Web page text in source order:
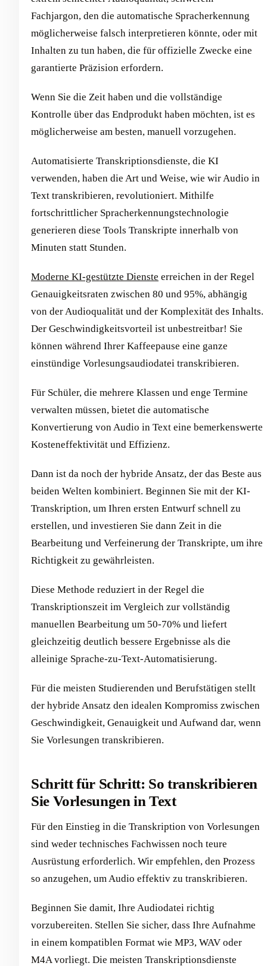
Fachjargon, den die automatische Spracherkennung
möglicherweise falsch interpretieren könnte, oder mit
Inhalten zu tun haben, die für offizielle Zwecke eine
garantierte Präzision erfordern.
Wenn Sie die Zeit haben und die vollständige
Kontrolle über das Endprodukt haben möchten, ist es
möglicherweise am besten, manuell vorzugehen.
Automatisierte Transkriptionsdienste, die KI
verwenden, haben die Art und Weise, wie wir Audio in
Text transkribieren, revolutioniert. Mithilfe
fortschrittlicher Spracherkennungstechnologie
generieren diese Tools Transkripte innerhalb von
Minuten statt Stunden.
Moderne KI-gestützte Dienste erreichen in der Regel
Genauigkeitsraten zwischen 80 und 95%, abhängig
von der Audioqualität und der Komplexität des Inhalts.
Der Geschwindigkeitsvorteil ist unbestreitbar! Sie
können während Ihrer Kaffeepause eine ganze
einstündige Vorlesungsaudiodatei transkribieren.
Für Schüler, die mehrere Klassen und enge Termine
verwalten müssen, bietet die automatische
Konvertierung von Audio in Text eine bemerkenswerte
Kosteneffektivität und Effizienz.
Dann ist da noch der hybride Ansatz, der das Beste aus
beiden Welten kombiniert. Beginnen Sie mit der KI-
Transkription, um Ihren ersten Entwurf schnell zu
erstellen, und investieren Sie dann Zeit in die
Bearbeitung und Verfeinerung der Transkripte, um ihre
Richtigkeit zu gewährleisten.
Diese Methode reduziert in der Regel die
Transkriptionszeit im Vergleich zur vollständig
manuellen Bearbeitung um 50-70% und liefert
gleichzeitig deutlich bessere Ergebnisse als die
alleinige Sprache-zu-Text-Automatisierung.
Für die meisten Studierenden und Berufstätigen stellt
der hybride Ansatz den idealen Kompromiss zwischen
Geschwindigkeit, Genauigkeit und Aufwand dar, wenn
Sie Vorlesungen transkribieren.
Schritt für Schritt: So transkribieren
Sie Vorlesungen in Text
Für den Einstieg in die Transkription von Vorlesungen
sind weder technisches Fachwissen noch teure
Ausrüstung erforderlich. Wir empfehlen, den Prozess
so anzugehen, um Audio effektiv zu transkribieren.
Beginnen Sie damit, Ihre Audiodatei richtig
vorzubereiten. Stellen Sie sicher, dass Ihre Aufnahme
in einem kompatiblen Format wie MP3, WAV oder
M4A vorliegt. Die meisten Transkriptionsdienste